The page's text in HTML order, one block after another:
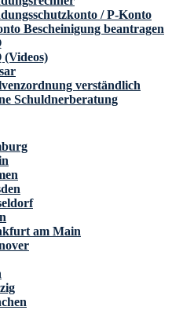
/ P-Konto
Bescheinigung beantragen
(Videos)
verständlich
Schuldnerberatung
am Main